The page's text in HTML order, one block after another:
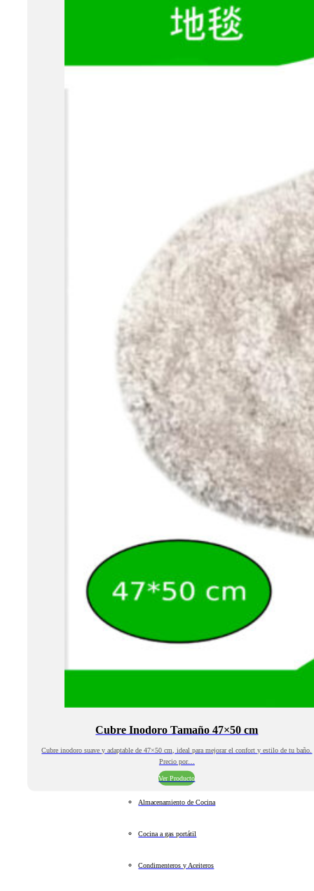
Cubre Inodoro Tamaño 47×50 cm
Cubre inodoro suave y adaptable de 47×50 cm, ideal para mejorar el confort y estilo de tu baño.
Precio por…
Ver Producto
Almacenamiento de Cocina
Cocina a gas portátil
Condimenteros y Aceiteros